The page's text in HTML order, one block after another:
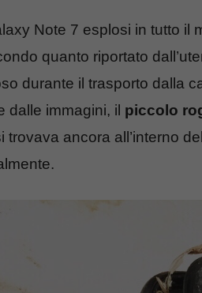
Note 7 esplosi in tutto il
quanto riportato
durante il trasporto dalla
dalle immagini, il piccolo
ancora all’interno